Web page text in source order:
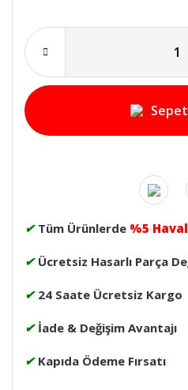
✔ Tüm Ürünlerde %5
✔ Ücretsiz Hasarlı Parça
✔ 24 Saate Ücretsiz Kargo
✔ İade & Değişim Avantajı
✔ Kapıda Ödeme Fırsatı